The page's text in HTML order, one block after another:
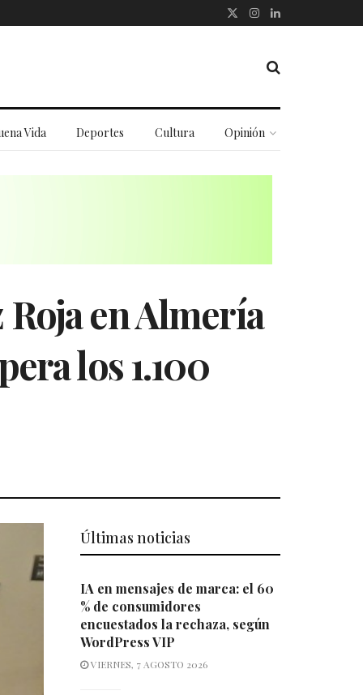
Vida Deportes Cultura Opinión
en Almería
los 1.100
Últimas noticias
IA en mensajes de marca: el 60
% de consumidores
encuestados la rechaza, según
WordPress VIP
VIERNES, 7 AGOSTO 2026